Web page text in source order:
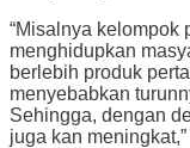
“Misalnya kelompok
menghidupkan
berlebih produk
menyebabkan
Sehingga, dengan
juga kan